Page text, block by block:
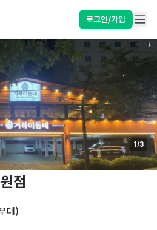
로그인/가입
1/3
점
대)